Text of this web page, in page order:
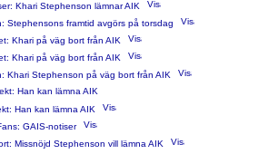
Khari Stephenson lämnar AIK
Stephensons framtid avgörs på torsdag
Khari på väg bort från AIK
Khari på väg bort från AIK
Khari Stephenson på väg bort från AIK
Han kan lämna AIK
Han kan lämna AIK
GAIS-notiser
Missnöjd Stephenson vill lämna AIK